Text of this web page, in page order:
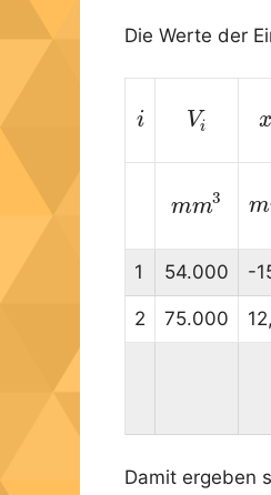
Die Werte der
i
i Vi
Vi x
x
mm3
mm3 m
m
1 54.000 -
2 75.000
Damit ergeben